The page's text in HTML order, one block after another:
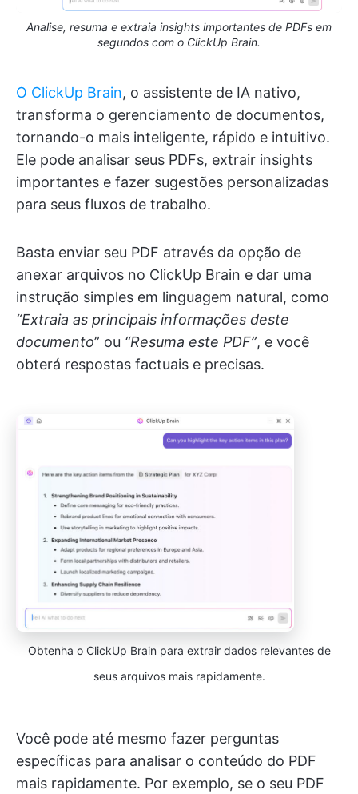
Analise, resuma e extraia insights importantes de PDFs em
segundos com o ClickUp Brain.
O ClickUp Brain, o assistente de IA nativo,
transforma o gerenciamento de documentos,
tornando-o mais inteligente, rápido e intuitivo.
Ele pode analisar seus PDFs, extrair insights
importantes e fazer sugestões personalizadas
para seus fluxos de trabalho.
Basta enviar seu PDF através da opção de
anexar arquivos no ClickUp Brain e dar uma
instrução simples em linguagem natural, como
“Extraia as principais informações deste
documento” ou “Resuma este PDF”, e você
obterá respostas factuais e precisas.
Obtenha o ClickUp Brain para extrair dados relevantes de
seus arquivos mais rapidamente.
Você pode até mesmo fazer perguntas
específicas para analisar o conteúdo do PDF
mais rapidamente. Por exemplo, se o seu PDF